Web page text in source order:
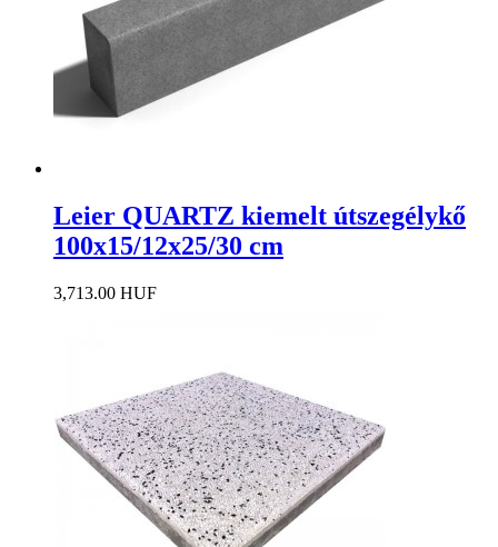
Leier QUARTZ kiemelt útszegélykő
100x15/12x25/30 cm
3,713.00 HUF